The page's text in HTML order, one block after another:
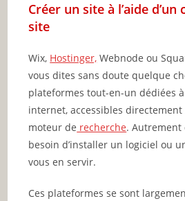
Créer un site à l’aide
site
Wix, Hostinger, Webnode ou
vous dites sans doute quelque
plateformes tout-en-un dédiées
internet, accessibles
moteur de recherche. Autrement
besoin d’installer un logiciel ou
vous en servir.
Ces plateformes se sont